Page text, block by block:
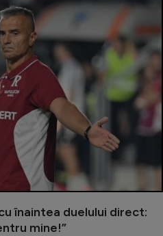
înaintea duelului direct:
mine!”